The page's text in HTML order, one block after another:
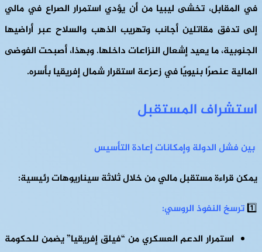
في المقابل، تخشى ليبيا من أن يؤدي استمرار الصراع في مالي
إلى تدفق مقاتلين أجانب وتهريب الذهب والسلاح عبر أراضيها
الجنوبية، ما يعيد إشعال النزاعات داخلها. وبهذا، أصبحت الفوضى
المالية عنصرًا بنيويًا في زعزعة استقرار شمال إفريقيا بأسره.
استشراف المستقبل
بين فشل الدولة وإمكانات إعادة التأسيس
يمكن قراءة مستقبل مالي من خلال ثلاثة سيناريوهات رئيسية:
1️⃣ترسخ النفوذ الروسي:
استمرار الدعم العسكري من “فيلق إفريقيا” يضمن للحكومة